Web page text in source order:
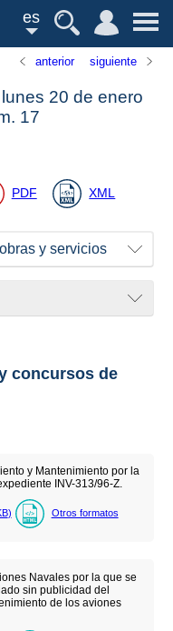
es
anterior siguiente
20 de enero
17
PDF XML
y servicios
concursos de
y Mantenimiento por la
INV-313/96-Z.
) Otros formatos
Navales por la que se
sin publicidad del
de los aviones